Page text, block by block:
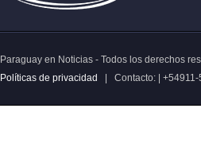
Paraguay en Noticias - Todos los derechos
Políticas de privacidad
| Contacto: | +54911-